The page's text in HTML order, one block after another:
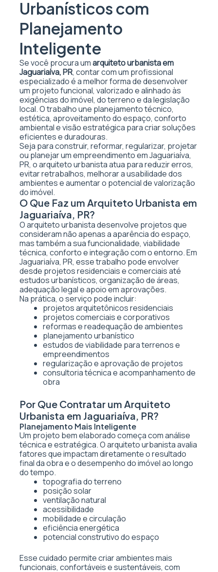
Urbanísticos com
Planejamento
Inteligente
Se você procura umarquiteto urbanista em
Jaguariaíva, PR, contar com um profissional
especializado é a melhor forma de desenvolver
um projeto funcional, valorizado e alinhado às
exigências do imóvel, do terreno e da legislação
local. O trabalho une planejamento técnico,
estética, aproveitamento do espaço, conforto
ambiental e visão estratégica para criar soluções
eficientes e duradouras.
Seja para construir, reformar, regularizar, projetar
ou planejar um empreendimento em Jaguariaíva,
PR, o arquiteto urbanista atua para reduzir erros,
evitar retrabalhos, melhorar a usabilidade dos
ambientes e aumentar o potencial de valorização
do imóvel.
O Que Faz um Arquiteto Urbanista em
Jaguariaíva, PR?
O arquiteto urbanista desenvolve projetos que
consideram não apenas a aparência do espaço,
mas também a sua funcionalidade, viabilidade
técnica, conforto e integração com o entorno. Em
Jaguariaíva, PR, esse trabalho pode envolver
desde projetos residenciais e comerciais até
estudos urbanísticos, organização de áreas,
adequação legal e apoio em aprovações.
Na prática, o serviço pode incluir:
projetos arquitetônicos residenciais
projetos comerciais e corporativos
reformas e readequação de ambientes
planejamento urbanístico
estudos de viabilidade para terrenos e
empreendimentos
regularização e aprovação de projetos
consultoria técnica e acompanhamento de
obra
Por Que Contratar um Arquiteto
Urbanista em Jaguariaíva, PR?
Planejamento Mais Inteligente
Um projeto bem elaborado começa com análise
técnica e estratégica. O arquiteto urbanista avalia
fatores que impactam diretamente o resultado
final da obra e o desempenho do imóvel ao longo
do tempo.
topografia do terreno
posição solar
ventilação natural
acessibilidade
mobilidade e circulação
eficiência energética
potencial construtivo do espaço
Esse cuidado permite criar ambientes mais
funcionais, confortáveis e sustentáveis, com